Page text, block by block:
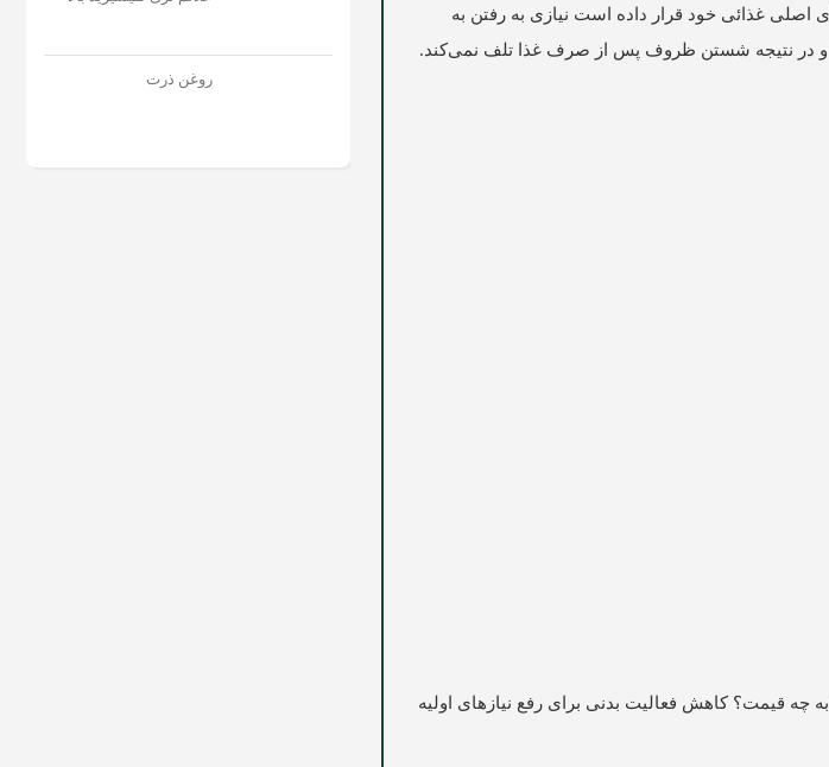
غذائی خود قرار داده است نیازی به رفتن به
و در نتیجه شستن ظروف پس از صرف غذا تلف نمی‌‌کند.
چه قیمت؟ کاهش فعالیت بدنی برای رفع نیازهای اولیه
روغن ذرت